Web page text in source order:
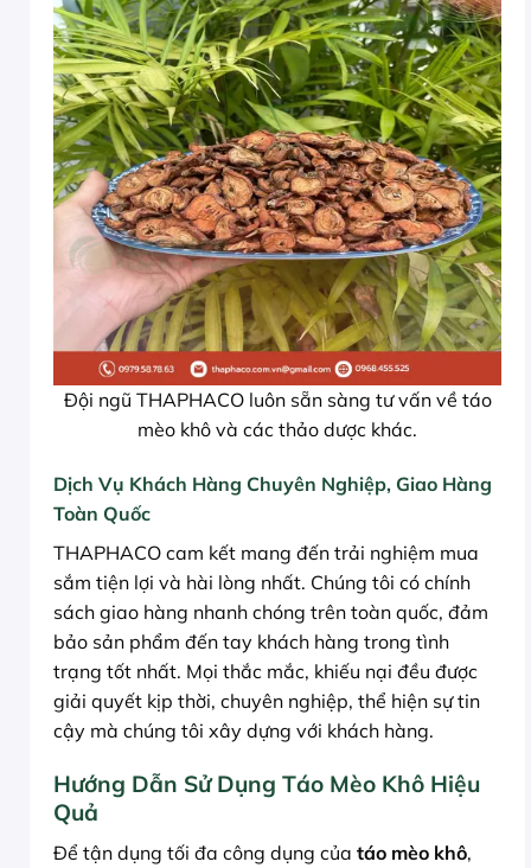
Đội ngũ THAPHACO luôn sẵn sàng tư vấn về táo
mèo khô và các thảo dược khác.
Dịch Vụ Khách Hàng Chuyên Nghiệp, Giao Hàng
Toàn Quốc
THAPHACO cam kết mang đến trải nghiệm mua
sắm tiện lợi và hài lòng nhất. Chúng tôi có chính
sách giao hàng nhanh chóng trên toàn quốc, đảm
bảo sản phẩm đến tay khách hàng trong tình
trạng tốt nhất. Mọi thắc mắc, khiếu nại đều được
giải quyết kịp thời, chuyên nghiệp, thể hiện sự tin
cậy mà chúng tôi xây dựng với khách hàng.
Hướng Dẫn Sử Dụng Táo Mèo Khô Hiệu
Quả
Để tận dụng tối đa công dụng của táo mèo khô,